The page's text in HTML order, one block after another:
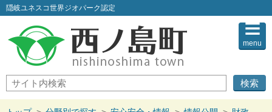
このページの本文へ
隠岐ユネスコ世界ジオパーク認定
サ
イ
ト
内
menu